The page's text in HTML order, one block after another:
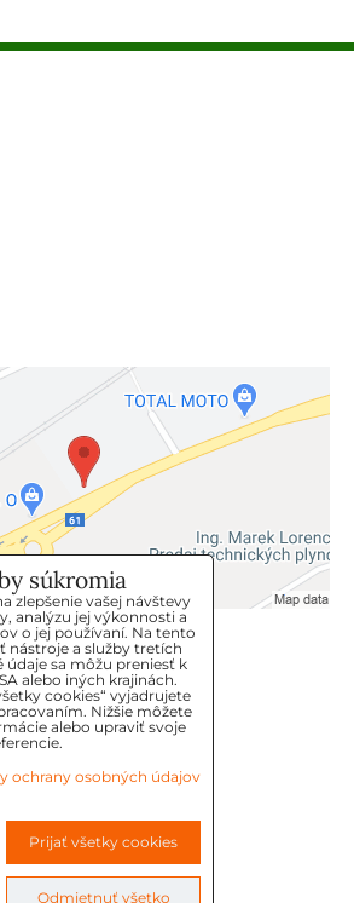
súkromia
zlepšenie vašej návštevy
analýzu jej výkonnosti a
o jej používaní. Na tento
nástroje a služby tretích
údaje sa môžu preniesť k
alebo iných krajinách.
cookies“ vyjadrujete
Nižšie môžete
alebo upraviť svoje
ochrany osobných údajov
Prijať všetky cookies
Odmietnuť všetko